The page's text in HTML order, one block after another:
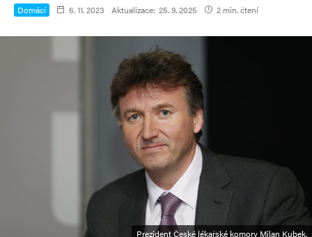
Domácí 6. 11. 2023 Aktualizace: 25. 9. 2025 2 min. čtení
Prezident České lékařské komory Milan Kubek.